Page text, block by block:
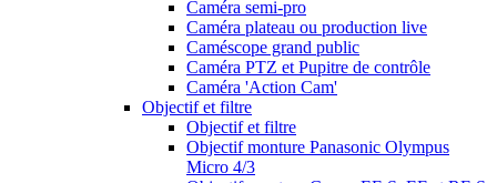
Caméra semi-pro
Caméra plateau ou production live
Caméscope grand public
Caméra PTZ et Pupitre de contrôle
Caméra 'Action Cam'
Objectif et filtre
Objectif et filtre
Objectif monture Panasonic Olympus
Micro 4/3